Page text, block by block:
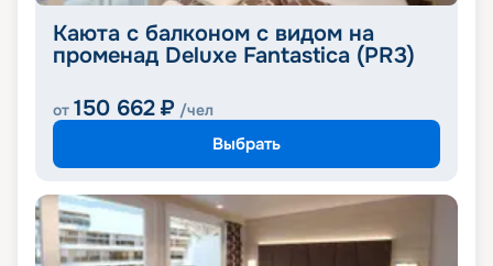
Каюта с балконом с видом на
променад Deluxe Fantastica (PR3)
от 150 662 ₽ /чел
Выбрать